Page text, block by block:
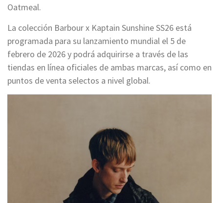
Oatmeal.
La colección Barbour x Kaptain Sunshine SS26 está
programada para su lanzamiento mundial el 5 de
febrero de 2026 y podrá adquirirse a través de las
tiendas en línea oficiales de ambas marcas, así como en
puntos de venta selectos a nivel global.